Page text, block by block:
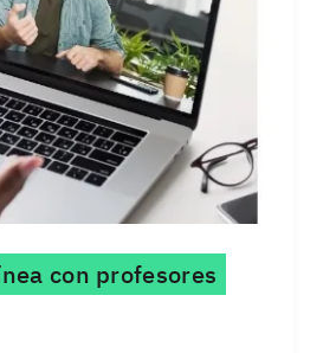
con profesores